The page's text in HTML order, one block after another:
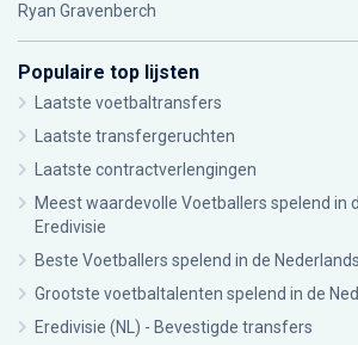
Ryan Gravenberch
Populaire top lijsten
Laatste voetbaltransfers
Laatste transfergeruchten
Laatste contractverlengingen
Meest waardevolle Voetballers spelend in
Eredivisie
Beste Voetballers spelend in de
Grootste voetbaltalenten spelend in de
Eredivisie (NL) - Bevestigde transfers